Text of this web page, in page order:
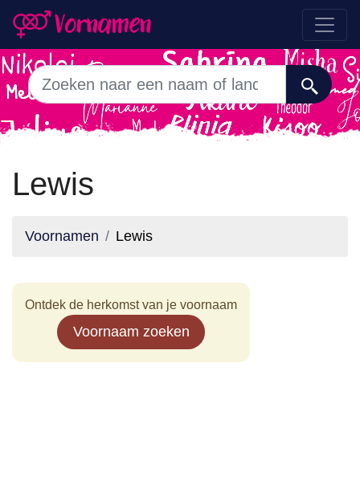
Lewis
Voornamen Lewis
Ontdek de herkomst van je voornaam
Voornaam zoeken